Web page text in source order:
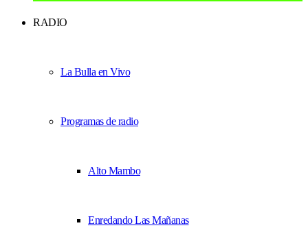
RADIO
La Bulla en Vivo
Programas de radio
Alto Mambo
Enredando Las Mañanas